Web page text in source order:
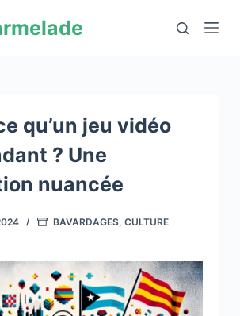
qu’un jeu vidéo
? Une
nuancée
BAVARDAGES, CULTURE